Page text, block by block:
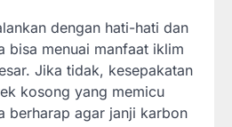
dengan hati-hati dan
bisa menuai manfaat iklim
Jika tidak, kesepakatan
kosong yang memicu
berharap agar janji karbon